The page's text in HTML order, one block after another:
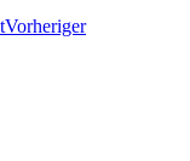
Vorheriger